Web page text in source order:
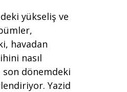
yükseliş ve
havadan
nasıl
son dönemdeki
Yazid